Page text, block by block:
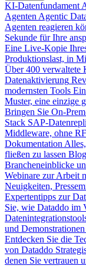
KI-Datenfundament
Agenten Agentic
Agenten reagieren
Sekunde für Ihre
Eine Live-Kopie
Produktionslast, in
Über 400 verwaltete
Datenaktivierung
modernsten Tools
Muster, eine einzige
Bringen Sie On-
Stack SAP-
Middleware, ohne
Dokumentation
fließen zu lassen Blog
Brancheneinblicke
Webinare zur Arbeit
Neuigkeiten,
Expertentipps zur
Sie, wie Dataddo im
und
Entdecken Sie die
von Dataddo
denen Sie vertrauen